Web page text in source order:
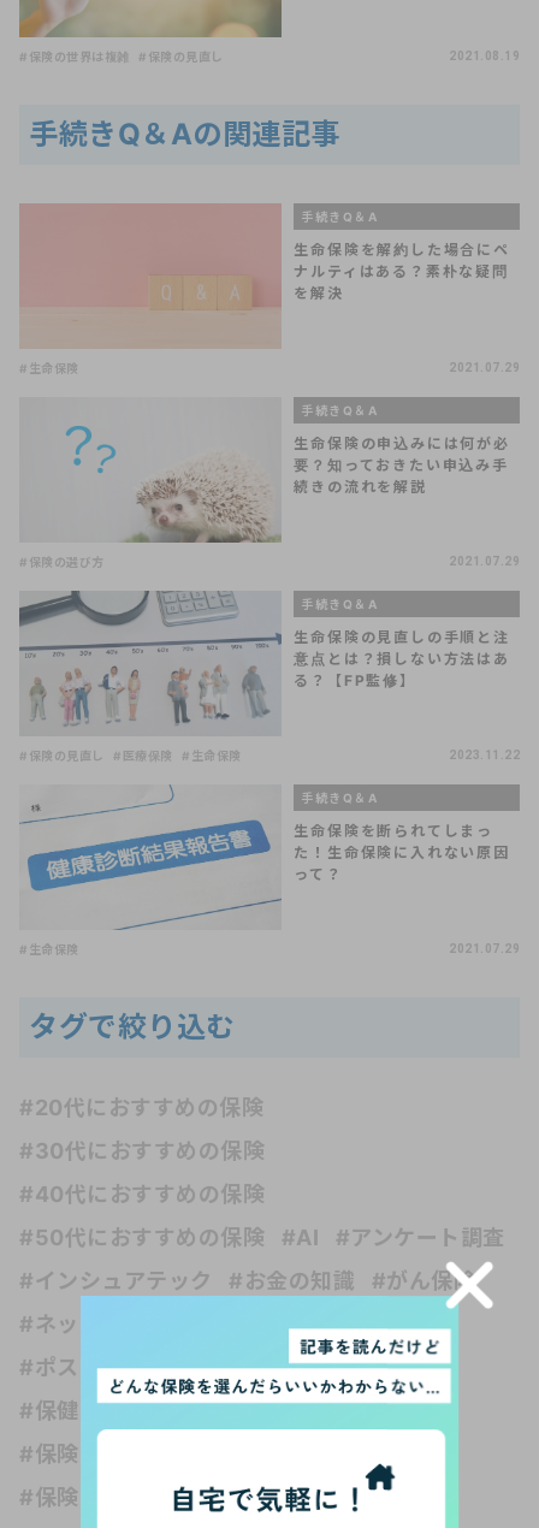
#保険の世界は複雑 #保険の見直し 2021.08.19
手続きQ＆Aの関連記事
手続きQ＆A
生命保険を解約した場合にペ
ナルティはある？素朴な疑問
を解決
#生命保険 2021.07.29
手続きQ＆A
生命保険の申込みには何が必
要？知っておきたい申込み手
続きの流れを解説
#保険の選び方 2021.07.29
手続きQ＆A
生命保険の見直しの手順と注
意点とは？損しない方法はあ
る？【FP監修】
#保険の見直し #医療保険 #生命保険 2023.11.22
手続きQ＆A
生命保険を断られてしまっ
た！生命保険に入れない原因
って？
#生命保険 2021.07.29
タグで絞り込む
#20代におすすめの保険
#30代におすすめの保険
#40代におすすめの保険
#50代におすすめの保険
#AI
#アンケート調査
#インシュアテック
#お金の知識
#がん保険
#ネット保険
#フリーランス
#ペット保険
#ポスト・ホケニズムの生活考
#介護保険
#保健の種類
#保険 受取人
#保険 妊娠
#保険 独身
#保険どれくらい入る？
#保険と健康